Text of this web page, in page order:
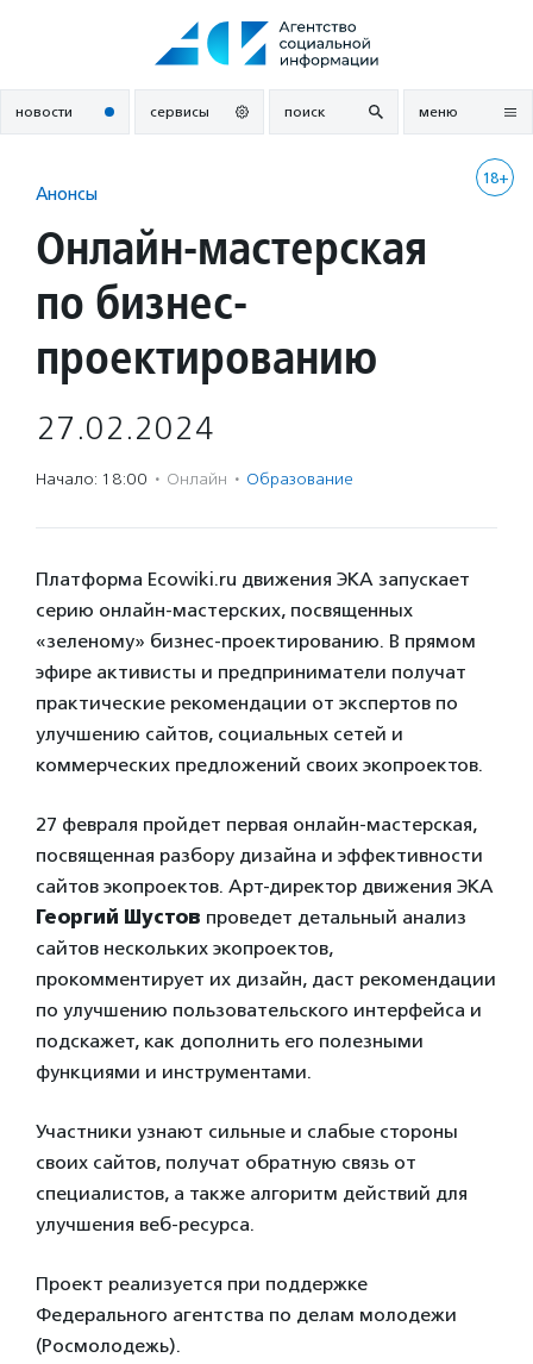
новости сервисы поиск меню
18+
Анонсы
Онлайн-мастерская
по бизнес-
проектированию
27.02.2024
Начало: 18:00 · Онлайн · Образование
Платформа Ecowiki.ru движения ЭКА запускает
серию онлайн-мастерских, посвященных
«зеленому» бизнес-проектированию. В прямом
эфире активисты и предприниматели получат
практические рекомендации от экспертов по
улучшению сайтов, социальных сетей и
коммерческих предложений своих экопроектов.
27 февраля пройдет первая онлайн-мастерская,
посвященная разбору дизайна и эффективности
сайтов экопроектов. Арт-директор движения ЭКА
Георгий Шустов проведет детальный анализ
сайтов нескольких экопроектов,
прокомментирует их дизайн, даст рекомендации
по улучшению пользовательского интерфейса и
подскажет, как дополнить его полезными
функциями и инструментами.
Участники узнают сильные и слабые стороны
своих сайтов, получат обратную связь от
специалистов, а также алгоритм действий для
улучшения веб-ресурса.
Проект реализуется при поддержке
Федерального агентства по делам молодежи
(Росмолодежь).